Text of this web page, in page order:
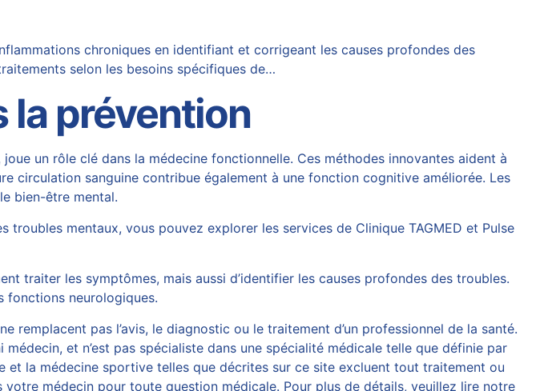
chroniques en identifiant et corrigeant les causes profondes des
selon les besoins spécifiques de…
la prévention
joue un rôle clé dans la médecine fonctionnelle. Ces méthodes innovantes aident à
circulation sanguine contribue également à une fonction cognitive améliorée. Les
bien-être mental.
troubles mentaux, vous pouvez explorer les services de Clinique TAGMED et Pulse
traiter les symptômes, mais aussi d’identifier les causes profondes des troubles.
fonctions neurologiques.
pas l’avis, le diagnostic ou le traitement d’un professionnel de la santé.
et n’est pas spécialiste dans une spécialité médicale telle que définie par
et la médecine sportive telles que décrites sur ce site excluent tout traitement ou
médecin pour toute question médicale. Pour plus de détails, veuillez lire notre